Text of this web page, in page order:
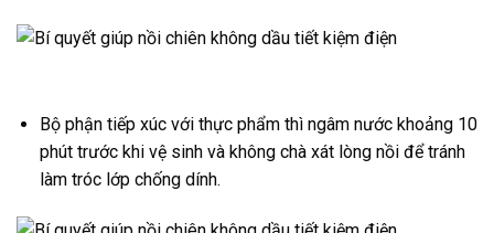
Bộ phận tiếp xúc với thực phẩm thì ngâm nước khoảng 10
phút trước khi vệ sinh và không chà xát lòng nồi để tránh
làm tróc lớp chống dính.